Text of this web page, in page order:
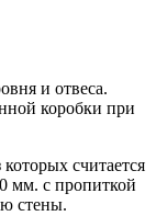
и отвеса.
коробки при
считается
мм. с пропиткой
стены.